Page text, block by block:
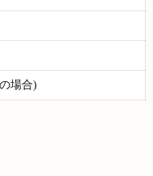
場合)